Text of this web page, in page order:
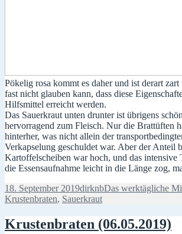
Pökelig rosa kommt es daher und ist derart zart
fast nicht glauben kann, dass diese
Hilfsmittel erreicht werden.
Das Sauerkraut unten drunter ist übrigens
hervorragend zum Fleisch. Nur die Brattüften
hinterher, was nicht allein der
Verkapselung geschuldet war. Aber der Anteil
Kartoffelscheiben war hoch, und das intensive
die Essensaufnahme leicht in die Länge zog,
Veröffentlicht
am
18. September 2019Autor
dirknbKategorien
Das werktägliche
Krustenbraten, Sauerkraut
Krustenbraten (06.05.2019)